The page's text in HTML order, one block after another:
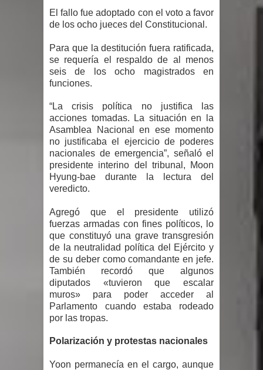
gran parte del territorio nacional
frontera en masa para entrar a
España
TC declara inconstitucional decreto
sobre horarios de venta de alcohol
vigente desde 2006 y exige ley del
Congreso
supervisa obra relleno sanitario y se
reúne con alcalde San Cristóbal
Un lunes trágico deja seis jóvenes
muertos
El fallo fue adoptado con el voto a favor
de los ocho jueces del Constitucional.
Para que la destitución fuera ratificada,
se requería el respaldo de al menos
seis de los ocho magistrados en
funciones.
“La crisis política no justifica las
acciones tomadas. La situación en la
Asamblea Nacional en ese momento
no justificaba el ejercicio de poderes
nacionales de emergencia”, señaló el
presidente interino del tribunal, Moon
Hyung-bae durante la lectura del
veredicto.
Agregó que el presidente utilizó
fuerzas armadas con fines políticos, lo
que constituyó una grave transgresión
de la neutralidad política del Ejército y
de su deber como comandante en jefe.
También recordó que algunos
diputados «tuvieron que escalar
muros» para poder acceder al
Parlamento cuando estaba rodeado
por las tropas.
Polarización y protestas nacionales
Yoon permanecía en el cargo, aunque